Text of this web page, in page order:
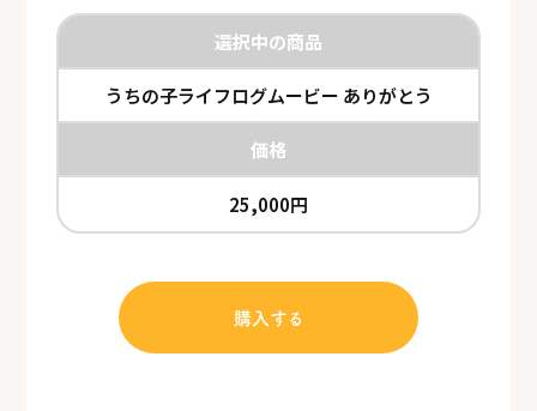
選択中の商品
うちの子ライフログムービー ありがとう
価格
25,000円
購入する